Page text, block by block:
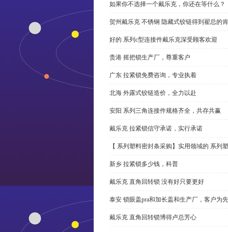
如果你不选择一个戴乐克，你还在等什么？
贺州戴乐克 不锈钢 隐藏式铰链得到翟总的
好的 系列c型连接件戴乐克深受顾客欢迎
贵港 摇把锁生产厂，尊重客户
广东 拉紧锁免费咨询，专业执着
北海 外露式铰链造价，全力以赴
安阳 系列三角连接件规格齐全，共存共赢
戴乐克 拉紧锁信守承诺，实行承诺
【 系列塑料密封条采购】实用领域的 系列
新乡 拉紧锁多少钱，科普
戴乐克 直角回转锁 没有好只要更好
泰安 锁眼盖pra和加长盖和生产厂，客户为先
戴乐克 直角回转锁博得卢总芳心